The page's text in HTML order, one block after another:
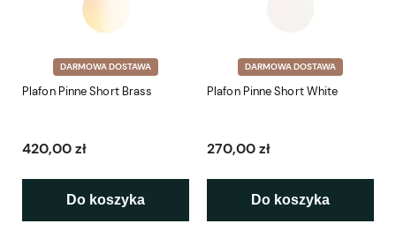
DARMOWA DOSTAWA
Plafon Pinne Short Brass
420,00 zł
Do koszyka
DARMOWA DOSTAWA
Plafon Pinne Short White
270,00 zł
Do koszyka